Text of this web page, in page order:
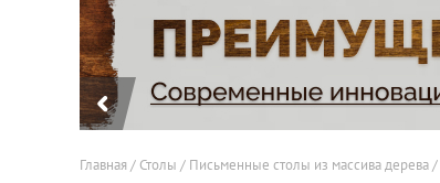
Главная/ Столы / Письменные столы из массива дерева/